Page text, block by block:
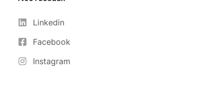
Linkedin
Facebook
Instagram